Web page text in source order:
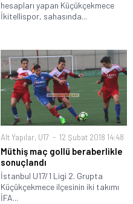
hesapları yapan Küçükçekmece
İkitellispor, sahasında...
Alt Yapılar, U17 12 Şubat 2018 14:48
Müthiş maç gollü beraberlikle
sonuçlandı
İstanbul U17/1 Ligi 2. Grupta
Küçükçekmece ilçesinin iki takımı
İFA...